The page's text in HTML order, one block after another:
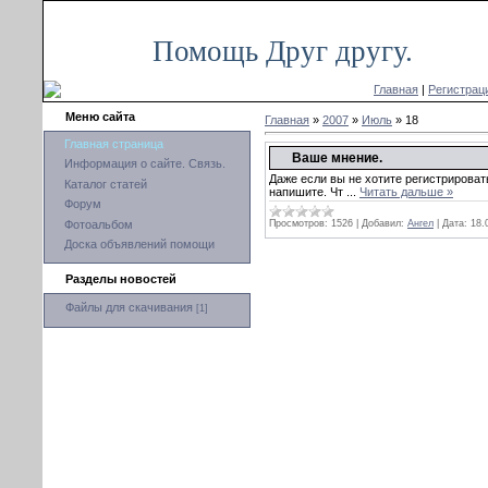
Помощь Друг другу.
Главная |
Меню сайта
Главная страница
Информация о сайте. Связь.
Каталог статей
Форум
Фотоальбом
Доска объявлений помощи
Разделы новостей
Файлы для скачивания [1]
Главная » 2007 » Июль » 18
Ваше мнение.
Даже если вы не хотите
напишите. Чт
Читать дальше »
Просмотров: 1526 Добавил: Ангел Дата: